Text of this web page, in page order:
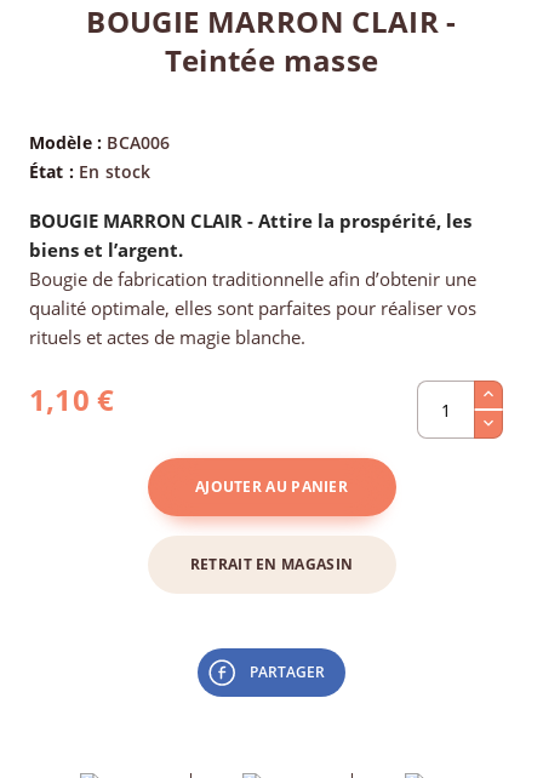
BOUGIE MARRON CLAIR -
Teintée masse
Modèle : BCA006
État : En stock
BOUGIE MARRON CLAIR - Attire la prospérité, les
biens et l’argent.
Bougie de fabrication traditionnelle afin d’obtenir une
qualité optimale, elles sont parfaites pour réaliser vos
rituels et actes de magie blanche.
1,10 €
AJOUTER AU PANIER
RETRAIT EN MAGASIN
PARTAGER